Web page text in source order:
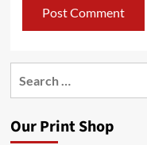
Our Print Shop